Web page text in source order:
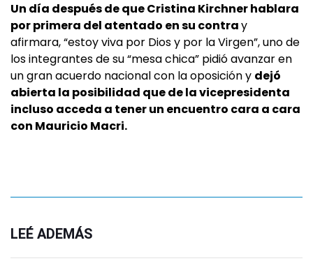
Un día después de que Cristina Kirchner hablara
por primera del atentado en su contray
afirmara, “estoy viva por Dios y por la Virgen”,uno de
los integrantes de su “mesa chica” pidió avanzar en
un gran acuerdo nacional con la oposición y dejó
abierta la posibilidad que de la vicepresidenta
incluso acceda a tener un encuentro cara a cara
con Mauricio Macri.
LEÉ ADEMÁS